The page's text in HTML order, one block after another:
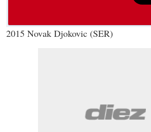
2015 Novak Djokovic (SER)